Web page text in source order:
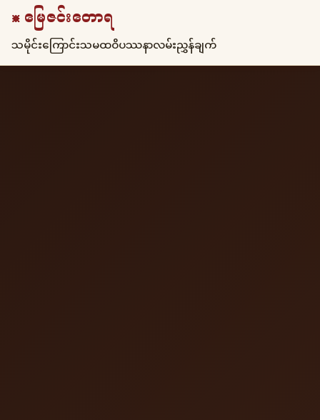
☸ မြေဇင်းတောရ
သမိုင်းကြောင်းသမထဝိပဿနာလမ်းညွှန်ချက်